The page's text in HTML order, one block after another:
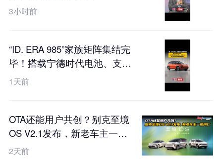
3小时前
“ID. ERA 985”家族矩阵集结完
毕！搭载宁德时代电池、支持
真端到端全场景L2++城市
1天前
OTA还能用户共创？别克至境
OS V2.1发布，新老车主一视
同仁
2天前